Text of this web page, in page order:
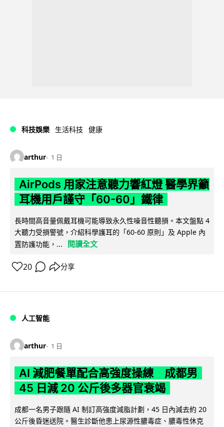
科技娛樂 生活科技 健康
arthur 1 日
AirPods 用家注意聽力響紅燈 醫學界籲
耳機用戶謹守「60-60」鐵律
長時間高音量佩戴耳機可能導致永久性噪音性聽損。本文盤點 4
大聽力受損警號，介紹科學護耳的「60-60 原則」及 Apple 內
置防護功能，...
閱讀全文
20 分享
人工智能
arthur 1 日
AI 減肥餐單配合高強度操練 成都男
45 日減 20 公斤後多器官衰竭
成都一名男子跟隨 AI 制訂高強度減脂計劃，45 日內減去約 20
公斤後昏迷送院。醫生診斷他患上尿源性膿毒症、膿毒性休克